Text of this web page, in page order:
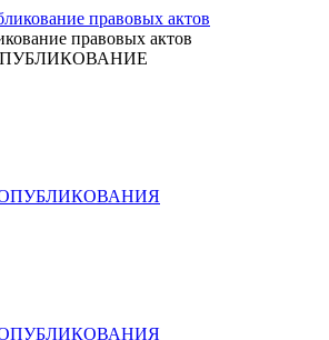
правовых актов